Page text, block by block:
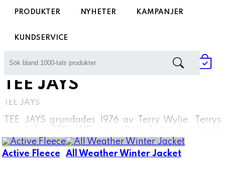
PRODUKTER NYHETER KAMPANJER
KUNDSERVICE
Hem »Tillverkare »Tee Jays
TEE JAYS
TEE JAYS
TEE JAYS grundades 1976 av Terry Wylie. Terrys
kommersiell kvalitets T-shirten i världen. Många år
senare har bolaget flyttat till Danmark och utbudet
utökats till en mängd olika kläder. Utbudet från TEE
Active Fleece All Weather Winter Jacket